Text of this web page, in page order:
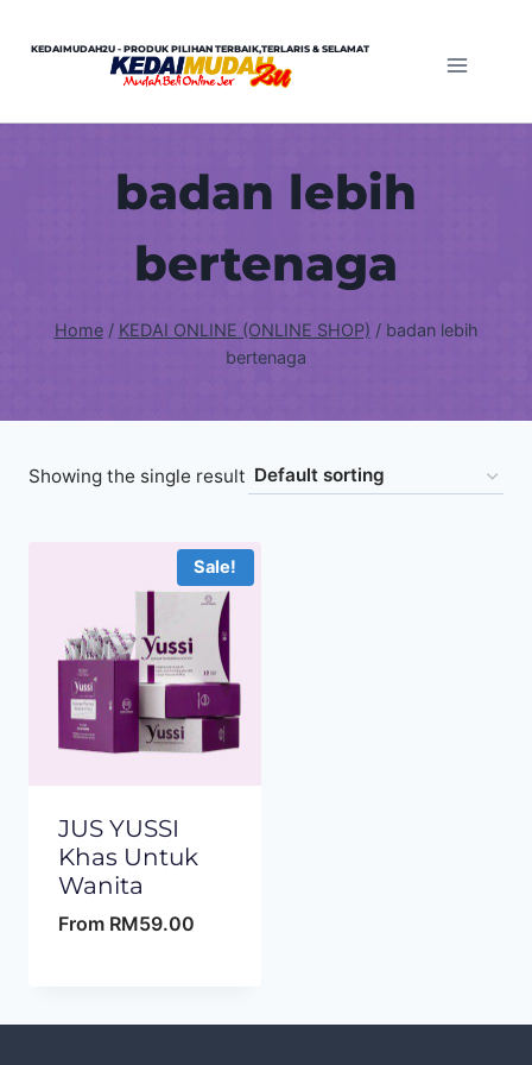
KEDAIMUDAH2U - PRODUK PILIHAN TERBAIK,TERLARIS & SELAMAT
badan lebih
bertenaga
Home / KEDAI ONLINE (ONLINE SHOP) / badan lebih
bertenaga
Showing the single result
Sale!
JUS YUSSI
Khas Untuk
Wanita
From RM59.00